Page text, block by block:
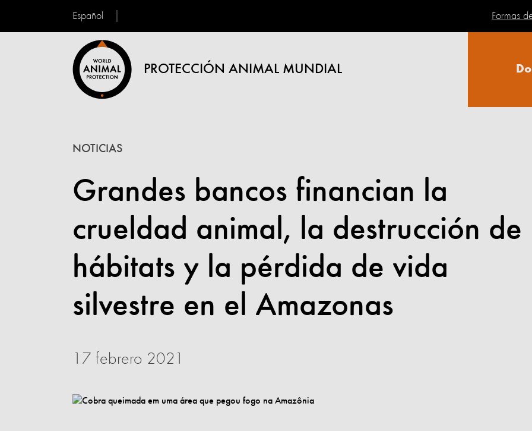
Español
PROTECCIÓN ANIMAL MUNDIAL
Formas
Grandes bancos financian la
crueldad animal, la destrucción de
hábitats y la pérdida de vida
silvestre en el Amazonas
NOTICIAS
17 febrero 2021